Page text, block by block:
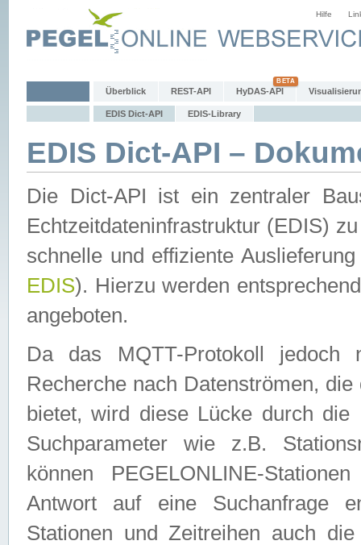
Hilfe
Überblick REST-API HyDAS-API
EDIS Dict-API EDIS-Library
EDIS Dict-API –
Die Dict-API ist ein zentraler
Echtzeitdateninfrastruktur (EDIS)
schnelle und effiziente
EDIS). Hierzu werden
angeboten.
Da das MQTT-Protokoll jedoch
Recherche nach Datenströmen,
bietet, wird diese Lücke durch die
Suchparameter wie z.B.
können PEGELONLINE-
Antwort auf eine Suchanfrage
Stationen und Zeitreihen auch